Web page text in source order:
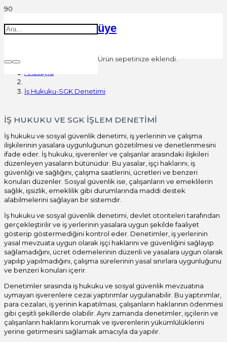
üye
Ürün sepetinize eklendi.
Anasayfa
İş Hukuku-SGK Denetimi
İŞ HUKUKU VE SGK İŞLEM DENETİMİ
İş hukuku ve sosyal güvenlik denetimi, iş yerlerinin ve çalışma
ilişkilerinin yasalara uygunluğunun gözetilmesi ve denetlenmesini
ifade eder. İş hukuku, işverenler ve çalışanlar arasındaki ilişkileri
düzenleyen yasaların bütünüdür. Bu yasalar, işçi haklarını, iş
güvenliği ve sağlığını, çalışma saatlerini, ücretleri ve benzeri
konuları düzenler. Sosyal güvenlik ise, çalışanların ve emeklilerin
sağlık, işsizlik, emeklilik gibi durumlarında maddi destek
alabilmelerini sağlayan bir sistemdir.
İş hukuku ve sosyal güvenlik denetimi, devlet otoriteleri tarafından
gerçekleştirilir ve iş yerlerinin yasalara uygun şekilde faaliyet
gösterip göstermediğini kontrol eder. Denetimler, iş yerlerinin
yasal mevzuata uygun olarak işçi haklarını ve güvenliğini sağlayıp
sağlamadığını, ücret ödemelerinin düzenli ve yasalara uygun olarak
yapılıp yapılmadığını, çalışma sürelerinin yasal sınırlara uygunluğunu
ve benzeri konuları içerir.
Denetimler sırasında iş hukuku ve sosyal güvenlik mevzuatına
uymayan işverenlere cezai yaptırımlar uygulanabilir. Bu yaptırımlar,
para cezaları, iş yerinin kapatılması, çalışanların haklarının ödenmesi
gibi çeşitli şekillerde olabilir. Aynı zamanda denetimler, işçilerin ve
çalışanların haklarını korumak ve işverenlerin yükümlülüklerini
yerine getirmesini sağlamak amacıyla da yapılır.